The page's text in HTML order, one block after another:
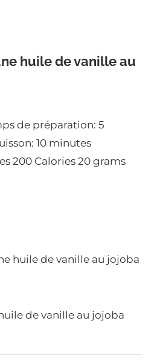
huile de vanille au
de préparation: 5
10 minutes
200 Calories 20 grams
huile de vanille au jojoba
de vanille au jojoba